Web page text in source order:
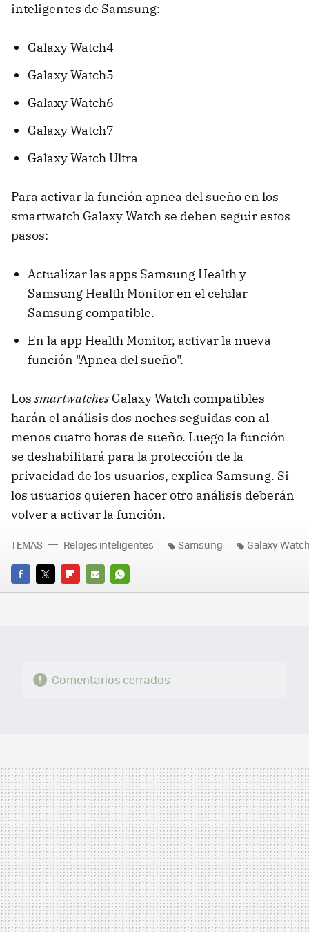
inteligentes de Samsung:
Galaxy Watch4
Galaxy Watch5
Galaxy Watch6
Galaxy Watch7
Galaxy Watch Ultra
Para activar la función apnea del sueño en los
smartwatch Galaxy Watch se deben seguir estos
pasos:
Actualizar las apps Samsung Health y
Samsung Health Monitor en el celular
Samsung compatible.
En la app Health Monitor, activar la nueva
función "Apnea del sueño".
Los smartwatches Galaxy Watch compatibles
harán el análisis dos noches seguidas con al
menos cuatro horas de sueño. Luego la función
se deshabilitará para la protección de la
privacidad de los usuarios, explica Samsung. Si
los usuarios quieren hacer otro análisis deberán
volver a activar la función.
FACEBOOK
TWITTERFLIPBOARD
E-
WHATSAPP
TEMAS Relojes inteligentes Samsung Galaxy
Comentarios cerrados